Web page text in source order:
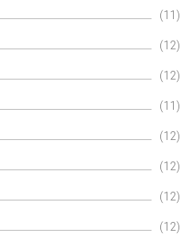
(11)
(12)
(12)
(11)
(12)
(12)
(12)
(12)